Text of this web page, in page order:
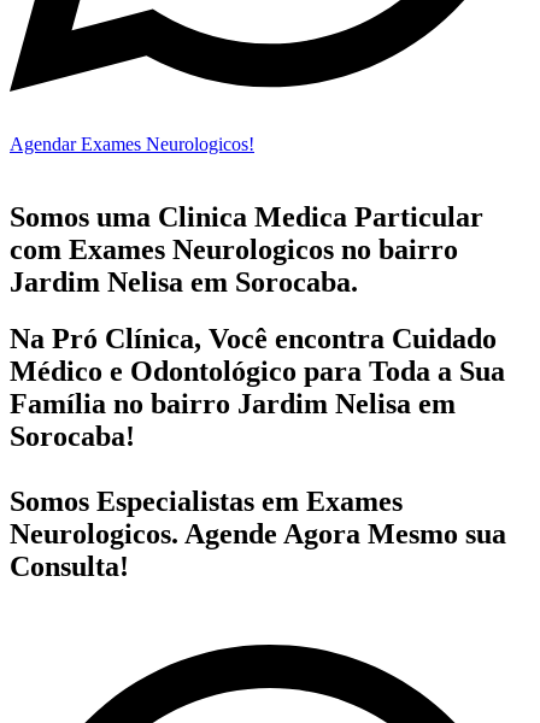
Agendar Exames Neurologicos!
Somos uma Clinica Medica Particular
com Exames Neurologicos no bairro
Jardim Nelisa em Sorocaba.
Na Pró Clínica, Você encontra Cuidado
Médico e Odontológico para Toda a Sua
Família no bairro Jardim Nelisa em
Sorocaba!
Somos Especialistas em Exames
Neurologicos. Agende Agora Mesmo sua
Consulta!